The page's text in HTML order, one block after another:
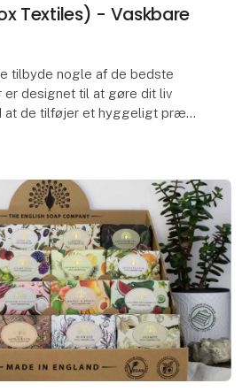
Textiles) - Vaskbare
tilbyde nogle af de bedste
designet til at gøre dit liv
at de tilføjer et hyggeligt præg